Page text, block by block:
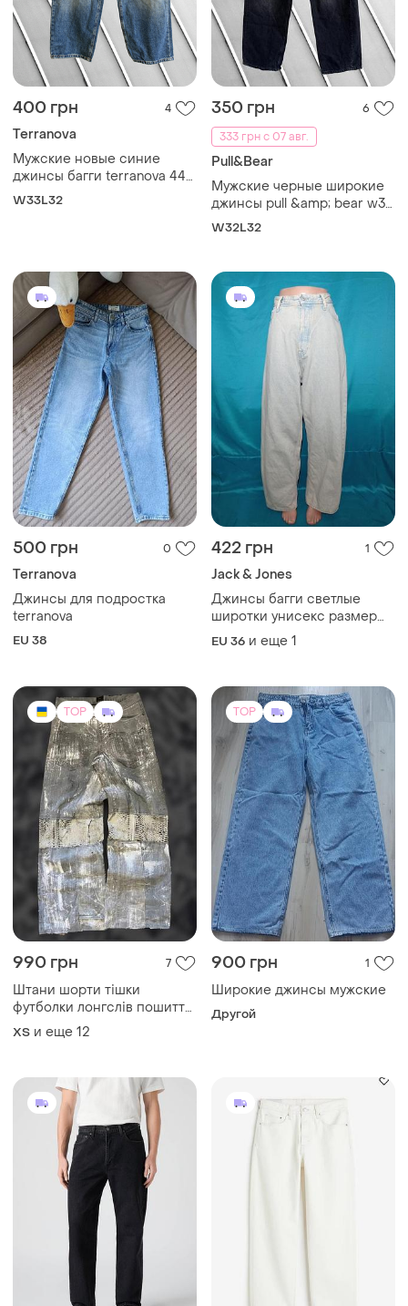
400 грн 4
Terranova
Мужские новые синие
джинсы багги terranova 44
xl xxl оригинал террановая
W33L32
350 грн
6
333 грн с 07 авг.
Pull&Bear
Мужские черные широкие
джинсы pull &amp; bear w32
l32 оригинал пулл энд бигги
W32L32
500 грн 0
Terranova
Джинсы для подростка
terranova
EU 38
422 грн 1
Jack & Jones
Джинсы багги светлые
широтки унисекс размер
xxl 3xl недорого
EU 36 и еще 1
TOP
990 грн 7
Штани шорти тішки
футболки лонгслів пошиття
одягу опиум дистресс
оверсайз клеш бєгги у2к
баленси широкие штани
XS и еще 12
TOP
900 грн 1
Широкие джинсы мужские
Другой